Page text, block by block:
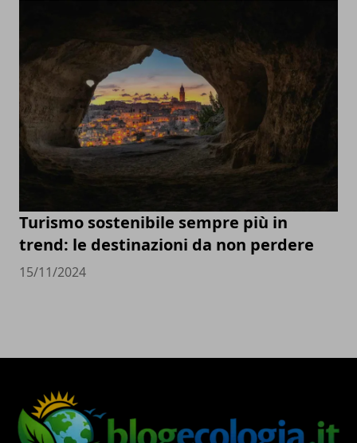
Turismo sostenibile sempre più in
trend: le destinazioni da non perdere
15/11/2024